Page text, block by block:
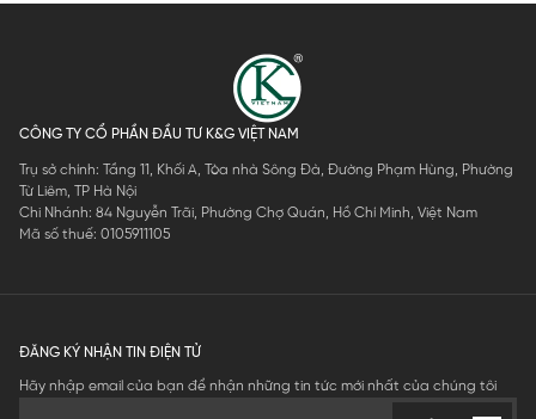
CÔNG TY CỔ PHẦN ĐẦU TƯ K&G VIỆT NAM
Trụ sở chính: Tầng 11, Khối A, Tòa nhà Sông Đà, Đường Phạm Hùng, Phường
Từ Liêm, TP Hà Nội
Chi Nhánh: 84 Nguyễn Trãi, Phường Chợ Quán, Hồ Chí Minh, Việt Nam
Mã số thuế: 0105911105
ĐĂNG KÝ NHẬN TIN ĐIỆN TỬ
Hãy nhập email của bạn để nhận những tin tức mới nhất của chúng tôi